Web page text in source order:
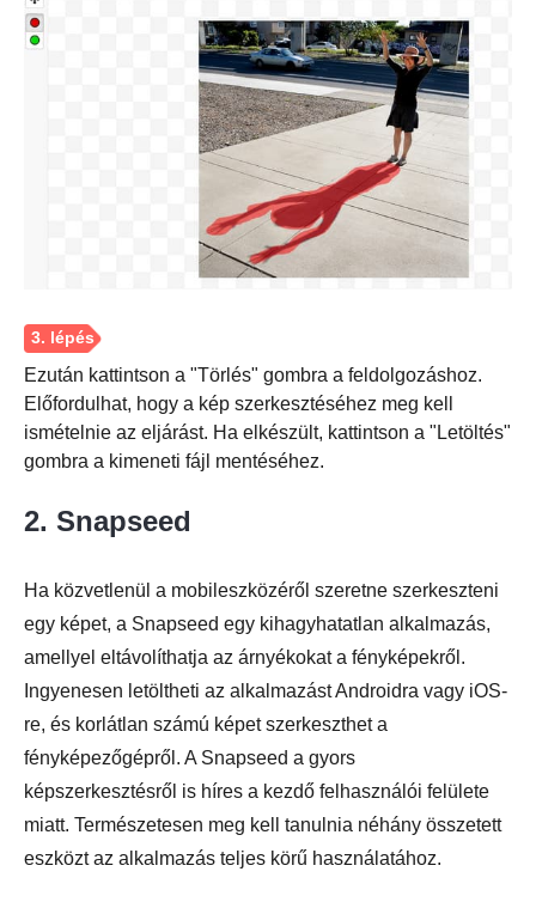
2. lépés.
Ezután kattintson a "Törlés" gombra a feldolgozáshoz.
Előfordulhat, hogy a kép szerkesztéséhez meg kell
ismételnie az eljárást. Ha elkészült, kattintson a "Letöltés"
gombra a kimeneti fájl mentéséhez.
2. Snapseed
Ha közvetlenül a mobileszközéről szeretne szerkeszteni
egy képet, a Snapseed egy kihagyhatatlan alkalmazás,
amellyel eltávolíthatja az árnyékokat a fényképekről.
Ingyenesen letöltheti az alkalmazást Androidra vagy iOS-
re, és korlátlan számú képet szerkeszthet a
fényképezőgépről. A Snapseed a gyors
képszerkesztésről is híres a kezdő felhasználói felülete
miatt. Természetesen meg kell tanulnia néhány összetett
eszközt az alkalmazás teljes körű használatához.